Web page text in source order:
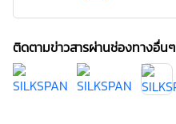
ติดตามข่าวสารผ่านช่องทางอื่นๆ